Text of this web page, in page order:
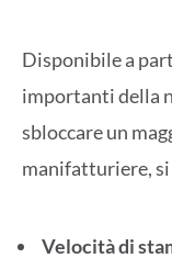
Disponibile a
importanti della
sbloccare un
manifatturiere, si
Velocità di